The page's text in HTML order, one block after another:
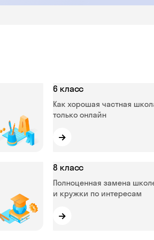
6 класс
Как хорошая частная
только онлайн
→
8 класс
Полноценная замена
и кружки по интересам
→